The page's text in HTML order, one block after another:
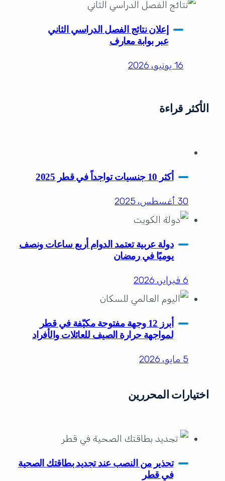
إعلان نتائج الفصل الدراسي الثاني
عبر بوابة معارف
16 يونيو، 2026
الأكثر قراءة
أكثر 10 جنسيات تواجداً في قطر 2025
30 أغسطس، 2025
دولة عربية تعتمد الدوام أربع ساعات ونصف
يوميًا في رمضان
6 فبراير، 2026
أبرز 12 وجهة مفتوحة مكيّفة في قطر
لمواجهة حرارة الصيف للعائلات والأفراد
5 مايو، 2026
اختيارات المحررين
تحذير من النصب عند تجديد بطاقتك الصحية
في قطر